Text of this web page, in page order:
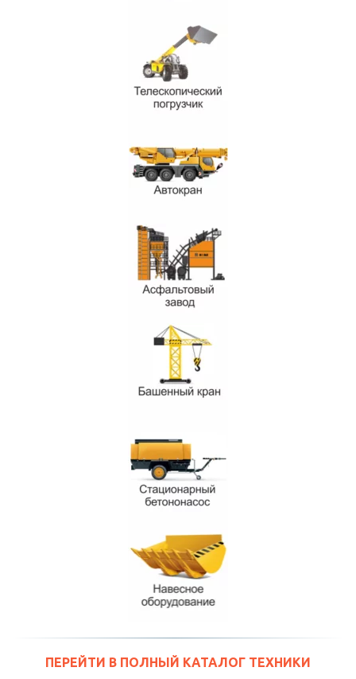
ПЕРЕЙТИ В ПОЛНЫЙ КАТАЛОГ ТЕХНИКИ